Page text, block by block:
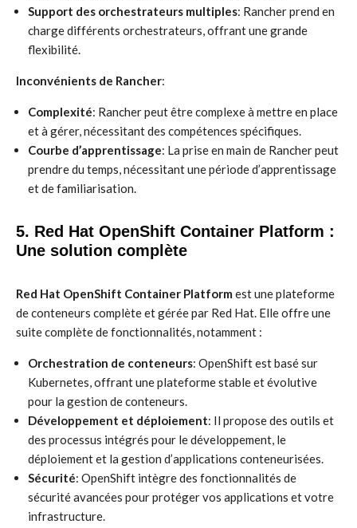
Support des orchestrateurs multiples: Rancher prend en
charge différents orchestrateurs, offrant une grande
flexibilité.
Inconvénients de Rancher:
Complexité: Rancher peut être complexe à mettre en place
et à gérer, nécessitant des compétences spécifiques.
Courbe d’apprentissage: La prise en main de Rancher peut
prendre du temps, nécessitant une période d’apprentissage
et de familiarisation.
5. Red Hat OpenShift Container Platform :
Une solution complète
Red Hat OpenShift Container Platform est une plateforme
de conteneurs complète et gérée par Red Hat. Elle offre une
suite complète de fonctionnalités, notamment :
Orchestration de conteneurs: OpenShift est basé sur
Kubernetes, offrant une plateforme stable et évolutive
pour la gestion de conteneurs.
Développement et déploiement: Il propose des outils et
des processus intégrés pour le développement, le
déploiement et la gestion d’applications conteneurisées.
Sécurité: OpenShift intègre des fonctionnalités de
sécurité avancées pour protéger vos applications et votre
infrastructure.